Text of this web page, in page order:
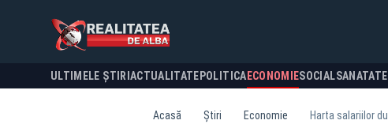
ULTIMELE ȘTIRI ACTUALITATE POLITICA ECONOMIESOCIALSANATATE
Acasă Știri Economie Harta salariilor